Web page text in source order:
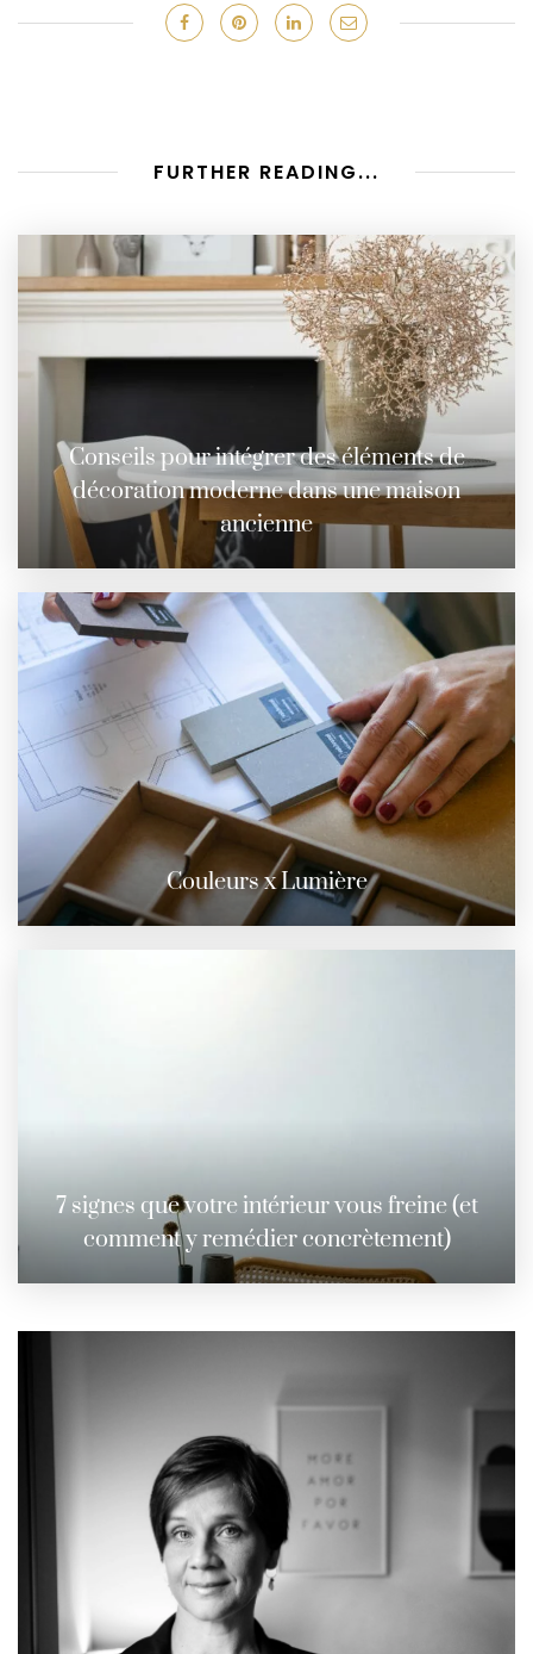
FURTHER READING...
Conseils pour intégrer des éléments de
décoration moderne dans une maison
ancienne
Couleurs x Lumière
7 signes que votre intérieur vous freine (et
comment y remédier concrètement)